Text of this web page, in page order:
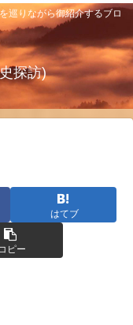
巡りながら御紹介するブロ
探訪)
はてブ
ピー